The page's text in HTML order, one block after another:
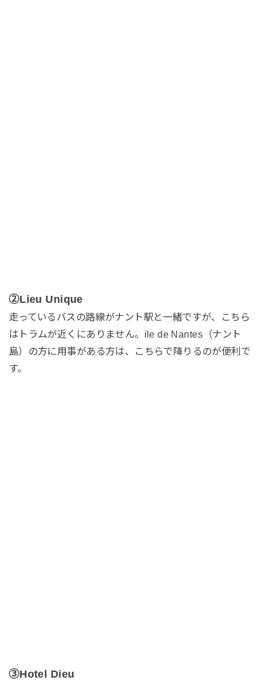
②Lieu Unique
走っているバスの路線がナント駅と一緒ですが、こちら
はトラムが近くにありません。ile de Nantes（ナント
島）の方に用事がある方は、こちらで降りるのが便利で
す。
③Hotel Dieu